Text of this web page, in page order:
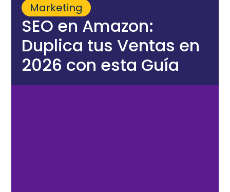
Marketing
SEO en Amazon:
Duplica tus Ventas en
2026 con esta Guía